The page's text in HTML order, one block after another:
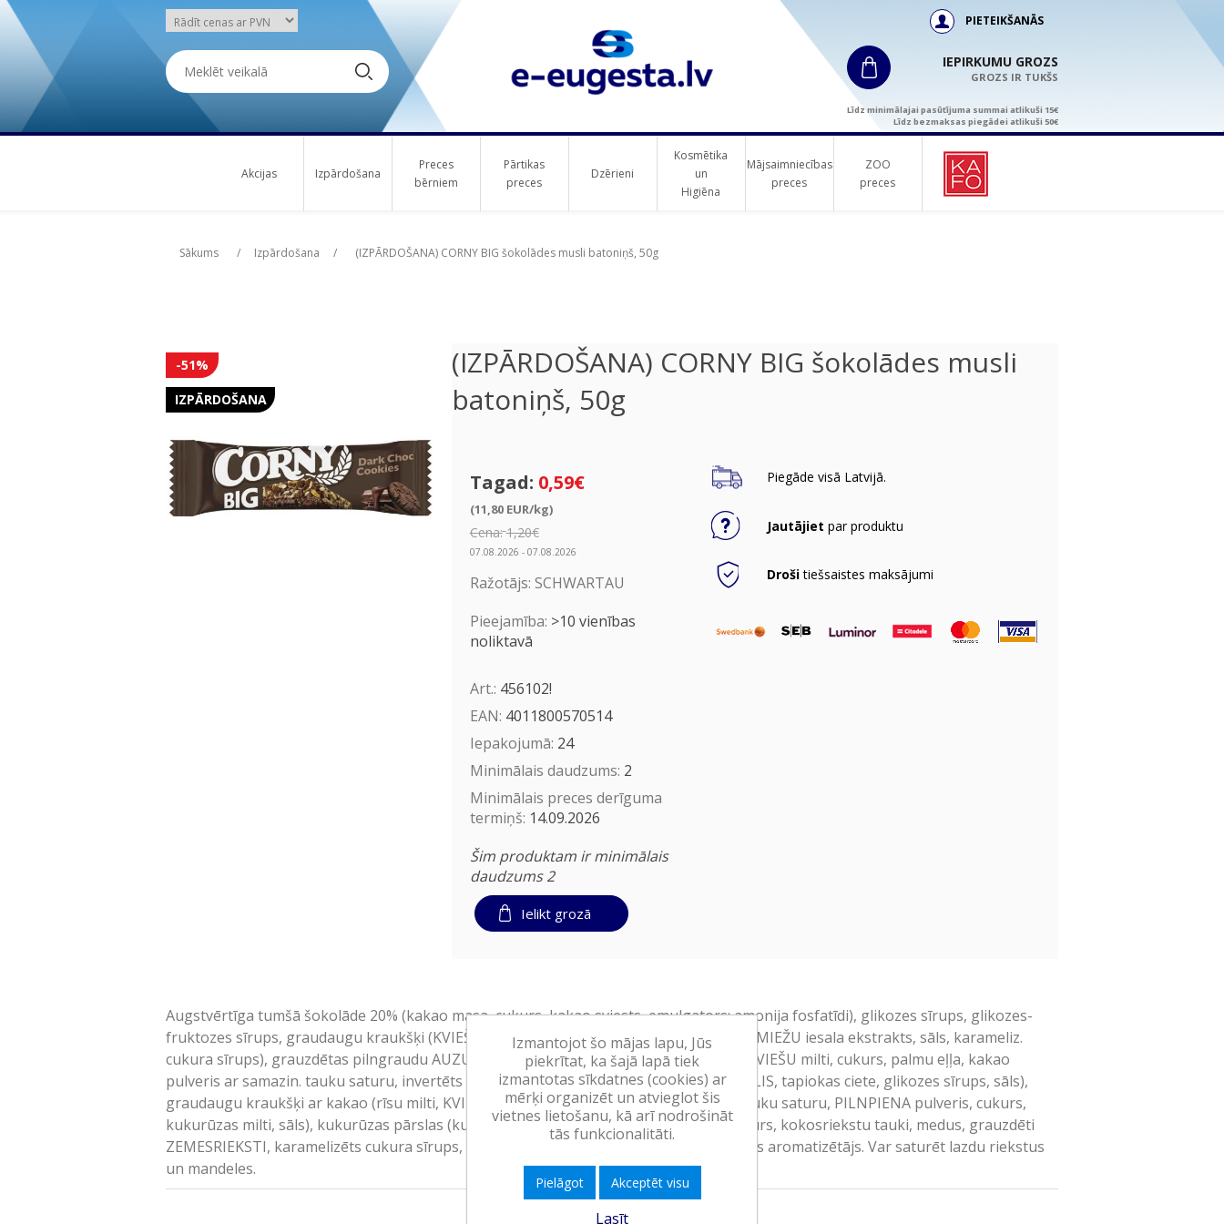
PIETEIKŠANĀS
IEPIRKUMU GROZS
GROZS IR TUKŠS
Līdz minimālajai pasūtījuma summai atlikuši 15€
Līdz bezmaksas piegādei atlikuši 50€
Akcijas Izpārdošana
Preces
bērniem
Pārtikas
preces
Dzērieni
Kosmētika
un
Higiēna
Mājsaimniecības
preces
ZOO
preces
Sākums / Izpārdošana / (IZPĀRDOŠANA) CORNY BIG šokolādes musli batoniņš, 50g
IZPĀRDOŠANA
-51%
(IZPĀRDOŠANA) CORNY BIG šokolādes musli
batoniņš, 50g
Tagad: 0,59€
(11,80 EUR/kg)
Cena: 1,20€
07.08.2026 - 07.08.2026
Ražotājs: SCHWARTAU
Pieejamība: >10 vienības
noliktavā
Art.: 456102!
EAN: 4011800570514
Iepakojumā: 24
Minimālais daudzums: 2
Minimālais preces derīguma
termiņš: 14.09.2026
Šim produktam ir minimālais
daudzums 2
Ielikt grozā
Piegāde visā Latvijā.
Jautājiet par produktu
Drošitiešsaistes maksājumi
Augstvērtīga tumšā šokolāde 20% (kakao masa, cukurs, kakao sviests, emulgators: amonija fosfatīdi), glikozes sīrups, glikozes-
fruktozes sīrups, graudaugu kraukšķi (KVIEŠU milti, cukurs, kukurūzas milti, rīsu milti, MIEŽU iesala ekstrakts, sāls, karameliz.
cukura sīrups), grauzdētas pilngraudu AUZU pārslas 9%, kakao cepumu gabaliņi 8% (KVIEŠU milti, cukurs, palmu eļļa, kakao
pulveris ar samazin. tauku saturu, invertēts cukura sīrups, KVIEŠU ciete, KVIEŠU LIPEKLIS, tapiokas ciete, glikozes sīrups, sāls),
graudaugu kraukšķi ar kakao (rīsu milti, KVIEŠU milti, kakao pulveris ar samazinātu tauku saturu, PILNPIENA pulveris, cukurs,
kukurūzas milti, sāls), kukurūzas pārslas (kukurūza, sāls, MIEŽU iesala ekstrakts), cukurs, kokosriekstu tauki, medus, grauzdēti
ZEMESRIEKSTI, karamelizēts cukura sīrups, emulgators: saulespuķu lecitīni, sāls, dabīgs aromatizētājs. Var saturēt lazdu riekstus
un mandeles.
Izmantojot šo mājas lapu, Jūs
piekrītat, ka šajā lapā tiek
izmantotas sīkdatnes (cookies) ar
mērķi organizēt un atvieglot šis
vietnes lietošanu, kā arī nodrošināt
tās funkcionalitāti.
Pielāgot Akceptēt visu
Lasīt